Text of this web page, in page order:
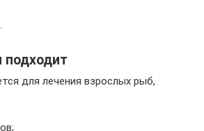
для лечения взрослых рыб,